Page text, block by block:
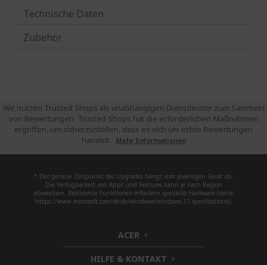
Technische Daten
Zubehör
Wir nutzen Trusted Shops als unabhängigen Dienstleister zum Sammeln
von Bewertungen. Trusted Shops hat die erforderlichen Maßnahmen
ergriffen, um sicherzustellen, dass es sich um echte Bewertungen
handelt.
Mehr Informationen
* Der genaue Zeitpunkt des Upgrades hängt vom jeweiligen Gerät ab.
Die Verfügbarkeit von Apps und Features kann je nach Region
abweichen. Bestimmte Funktionen erfordern spezielle Hardware (siehe
https://www.microsoft.com/de-de/windows/windows-11-specifications).
ACER h
i
d
HILFE & KONTAKT h